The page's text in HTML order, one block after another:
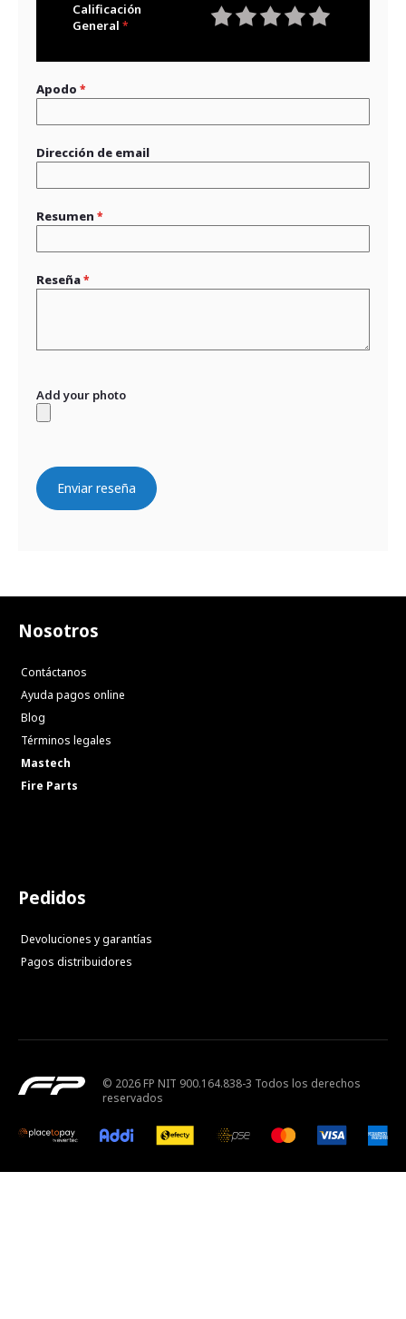
Calificación
General
Apodo
Dirección de email
Resumen
Reseña
Add your photo
Enviar reseña
Nosotros
Contáctanos
Ayuda pagos online
Blog
Términos legales
Mastech
Fire Parts
Pedidos
Devoluciones y garantías
Pagos distribuidores
© 2026 FP NIT 900.164.838-3 Todos los derechos
reservados